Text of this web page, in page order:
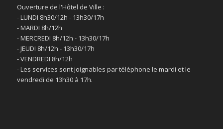
Ouverture de l'Hôtel de Ville :
- LUNDI 8h30/12h - 13h30/17h
- MARDI 8h/12h
- MERCREDI 8h/12h - 13h30/17h
- JEUDI 8h/12h - 13h30/17h
- VENDREDI 8h/12h
- Les services sont joignables par téléphone le mardi et le
vendredi de 13h30 à 17h.